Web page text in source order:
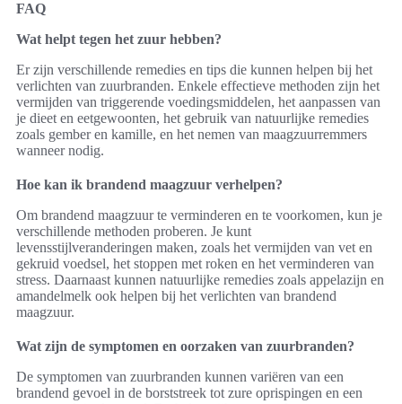
FAQ
Wat helpt tegen het zuur hebben?
Er zijn verschillende remedies en tips die kunnen helpen bij het
verlichten van zuurbranden. Enkele effectieve methoden zijn het
vermijden van triggerende voedingsmiddelen, het aanpassen van
je dieet en eetgewoonten, het gebruik van natuurlijke remedies
zoals gember en kamille, en het nemen van maagzuurremmers
wanneer nodig.
Hoe kan ik brandend maagzuur verhelpen?
Om brandend maagzuur te verminderen en te voorkomen, kun je
verschillende methoden proberen. Je kunt
levensstijlveranderingen maken, zoals het vermijden van vet en
gekruid voedsel, het stoppen met roken en het verminderen van
stress. Daarnaast kunnen natuurlijke remedies zoals appelazijn en
amandelmelk ook helpen bij het verlichten van brandend
maagzuur.
Wat zijn de symptomen en oorzaken van zuurbranden?
De symptomen van zuurbranden kunnen variëren van een
brandend gevoel in de borststreek tot zure oprispingen en een